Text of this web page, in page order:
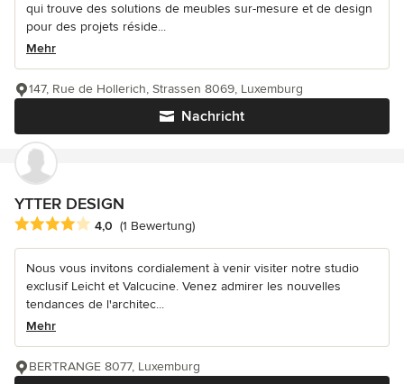
qui trouve des solutions de meubles sur-mesure et de design
pour des projets réside...
Mehr
Nachricht
147, Rue de Hollerich, Strassen 8069, Luxemburg
YTTER DESIGN
Durchschnittliche Bewertung: 4 von 5 Sternen
4,0 (1 Bewertung)
Nous vous invitons cordialement à venir visiter notre studio
exclusif Leicht et Valcucine. Venez admirer les nouvelles
tendances de l'architec...
Mehr
BERTRANGE 8077, Luxemburg